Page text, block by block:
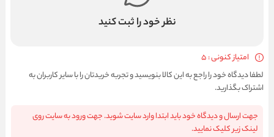
نظر خود را ثبت کنید
امتیاز کنونی : 5
لطفا دیدگاه خود را راجع به این کالا بنویسید و تجربه خریدتان را با سایر کاربران به
اشتراک بگذارید.
جهت ارسال و دیدگاه خود باید ابتدا وارد سایت شوید. جهت ورود به سایت روی
لینک زیر کلیک نمایید.